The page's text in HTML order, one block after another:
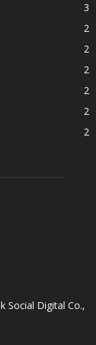
3
2
2
2
2
2
2
Social Digital Co.,